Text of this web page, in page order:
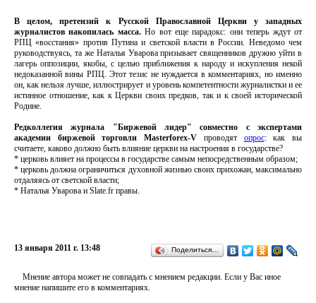
В целом, претензий к Русской Православной Церкви у западных
журналистов накопилась масса.Но вот еще парадокс: они теперь ждут от
РПЦ «восстания» против Путина и светской власти в России. Неведомо чем
руководствуясь, та же Наталья Уварова призывает священников дружно уйти в
лагерь оппозиции, якобы, с целью приближения к народу и искупления некой
недоказанной вины РПЦ. Этот тезис не нуждается в комментариях, но именно
он, как нельзя лучше, иллюстрирует и уровень компетентности журналистки и ее
истинное отношение, как к Церкви своих предков, так и к своей исторической
Родине.
Редколлегия журнала "Биржевой лидер" совместно с экспертами
академии биржевой торговли Masterforex-V проводят опрос: как вы
считаете, каково должно быть влияние церкви на настроения в государстве?
* церковь влияет на процессы в государстве самым непосредственным образом;
* церковь должна ограничиться духовной жизнью своих прихожан, максимально
отдаляясь от светской власти;
* Наталья Уварова и Slate.fr правы.
13 января 2011 г. 13:48 Поделиться…
Мнение автора может не совпадать с мнением редакции. Если у Вас иное
мнение напишите его в комментариях.